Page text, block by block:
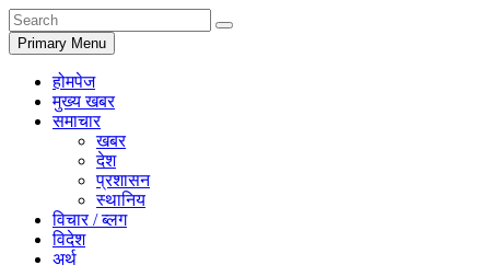
Primary Menu
होमपेज
मुख्य खबर
समाचार
खबर
देश
प्रशासन
स्थानिय
विचार / ब्लग
विदेश
अर्थ